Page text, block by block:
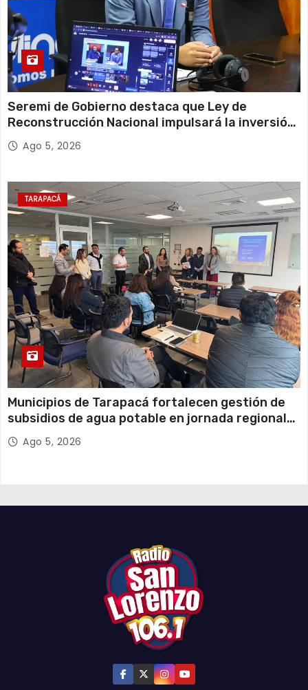
Seremi de Gobierno destaca que Ley de
Reconstrucción Nacional impulsará la inversión
y el empleo en Tarapacá
Ago 5, 2026
TARAPACÁ
Municipios de Tarapacá fortalecen gestión de
subsidios de agua potable en jornada regional
organizada por Aguas del Altiplano y ANDESS
Ago 5, 2026